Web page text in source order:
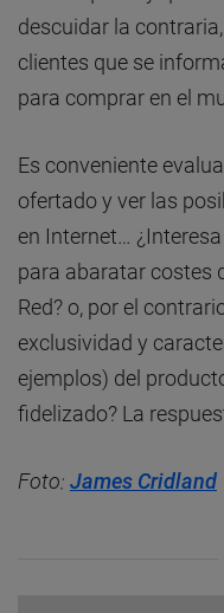
descuidar la
clientes que se
para comprar en el
Es conveniente
ofertado y ver las
en Internet…
para abaratar costes
Red? o, por el
exclusividad y
ejemplos) del
fidelizado? La
Foto: James Cridland